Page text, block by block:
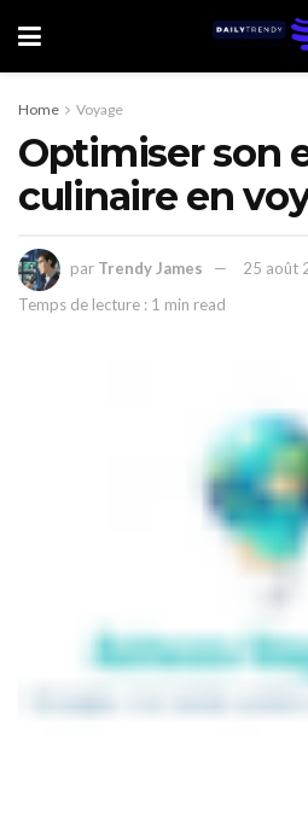
Home Voyage
Optimiser son
culinaire en
par Trendy James
25 août
Temps de lecture : 1 min read